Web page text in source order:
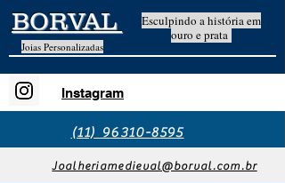
BORVAL
Joias Personalizadas
Esculpindo a história em
ouro e prata
Instagram
(11) 96310-8595
Joalheriamedieval@borval.com.br